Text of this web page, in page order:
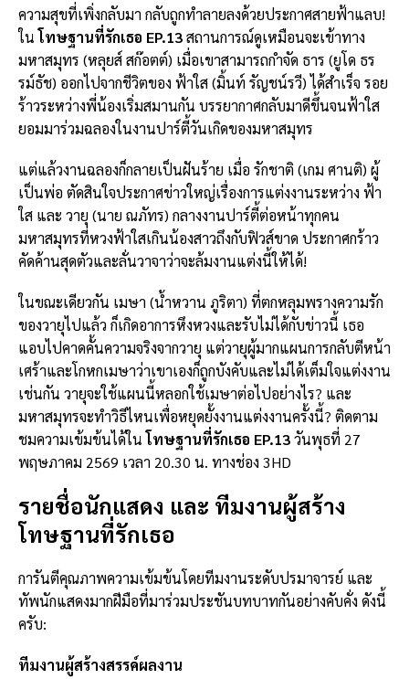
ความสุขที่เพิ่งกลับมา กลับถูกทำลายลงด้วยประกาศสายฟ้าแลบ!
ในโทษฐานที่รักเธอ EP.13สถานการณ์ดูเหมือนจะเข้าทาง
มหาสมุทร (หลุยส์ สก๊อตต์) เมื่อเขาสามารถกำจัด ธาร (ยูโด ธร
รม์ธัช) ออกไปจากชีวิตของ ฟ้าใส (มิ้นท์ รัญชน์รวี) ได้สำเร็จ รอย
ร้าวระหว่างพี่น้องเริ่มสมานกัน บรรยากาศกลับมาดีขึ้นจนฟ้าใส
ยอมมาร่วมฉลองในงานปาร์ตี้วันเกิดของมหาสมุทร
แต่แล้วงานฉลองก็กลายเป็นฝันร้าย เมื่อ รักชาติ (เกม ศานติ) ผู้
เป็นพ่อ ตัดสินใจประกาศข่าวใหญ่เรื่องการแต่งงานระหว่าง ฟ้า
ใส และ วายุ (นาย ณภัทร) กลางงานปาร์ตี้ต่อหน้าทุกคน
มหาสมุทรที่หวงฟ้าใสเกินน้องสาวถึงกับฟิวส์ขาด ประกาศกร้าว
คัดค้านสุดตัวและลั่นวาจาว่าจะล้มงานแต่งนี้ให้ได้!
ในขณะเดียวกัน เมษา (น้ำหวาน ภูริตา) ที่ตกหลุมพรางความรัก
ของวายุไปแล้ว ก็เกิดอาการหึงหวงและรับไม่ได้กับข่าวนี้ เธอ
แอบไปคาดคั้นความจริงจากวายุ แต่วายุผู้มากแผนการกลับตีหน้า
เศร้าและโกหกเมษาว่าเขาเองก็ถูกบังคับและไม่ได้เต็มใจแต่งงาน
เช่นกัน วายุจะใช้แผนนี้หลอกใช้เมษาต่อไปอย่างไร? และ
มหาสมุทรจะทำวิธีไหนเพื่อหยุดยั้งงานแต่งงานครั้งนี้? ติดตาม
ชมความเข้มข้นได้ในโทษฐานที่รักเธอ EP.13วันพุธที่ 27
พฤษภาคม 2569 เวลา 20.30 น. ทางช่อง 3HD
รายชื่อนักแสดง และ ทีมงานผู้สร้าง
โทษฐานที่รักเธอ
การันตีคุณภาพความเข้มข้นโดยทีมงานระดับปรมาจารย์ และ
ทัพนักแสดงมากฝีมือที่มาร่วมประชันบทบาทกันอย่างคับคั่ง ดังนี้
ครับ:
ทีมงานผู้สร้างสรรค์ผลงาน